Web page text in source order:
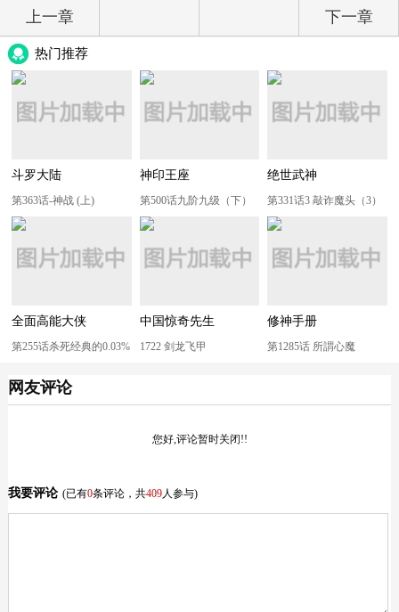
上一章 下一章
热门推荐
斗罗大陆
第363话-神战 (上)
神印王座
第500话九阶九级（下）
绝世武神
第331话3 敲诈魔头（3）
全面高能大侠
第255话杀死经典的0.03%
中国惊奇先生
1722 剑龙飞甲
修神手册
第1285话 所謂心魔
网友评论
您好,评论暂时关闭!!
我要评论 (已有0条评论，共409人参与)